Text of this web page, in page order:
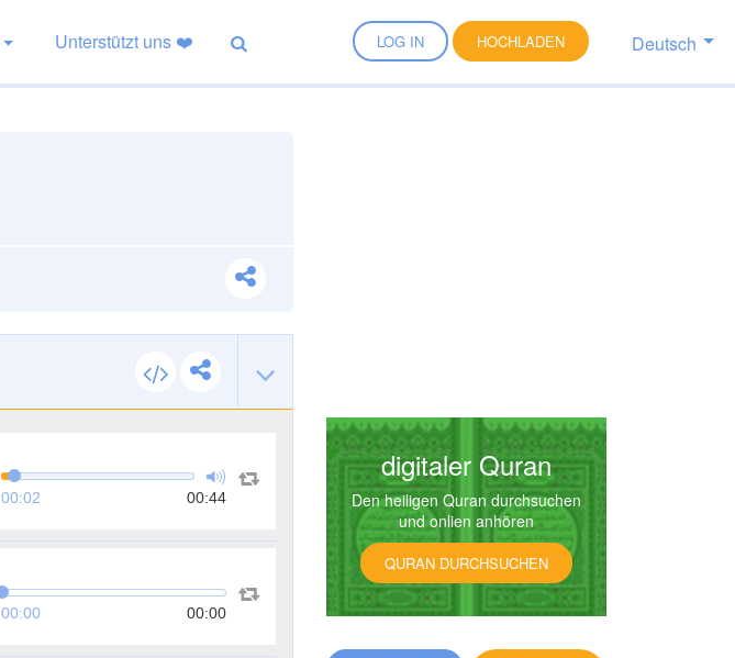
LOG IN HOCHLADEN Deutsch
Unterstützt uns ❤️
00:03 00:44
00:00 00:00
digitaler Quran
Den heiligen Quran durchsuchen
und onlien anhören
QURAN DURCHSUCHEN